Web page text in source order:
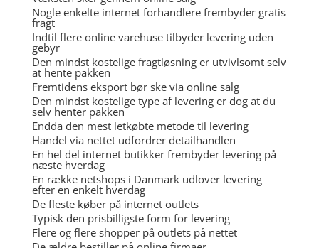
Nogle enkelte internet forhandlere frembyder gratis
fragt
Indtil flere online varehuse tilbyder levering uden
gebyr
Den mindst kostelige fragtløsning er utvivlsomt selv
at hente pakken
Fremtidens eksport bør ske via online salg
Den mindst kostelige type af levering er dog at du
selv henter pakken
Endda den mest letkøbte metode til levering
Handel via nettet udfordrer detailhandlen
En hel del internet butikker frembyder levering på
næste hverdag
En række netshops i Danmark udlover levering
efter en enkelt hverdag
De fleste køber på internet outlets
Typisk den prisbilligste form for levering
Flere og flere shopper på outlets på nettet